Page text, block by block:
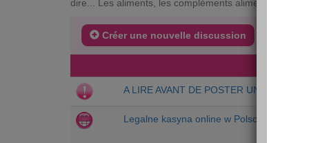
dire... Les aliments, les compléments alimentaires et
Créer une nouvelle discussion
A LIRE AVANT DE POSTER UN MESSAGE
Legalne kasyna online w Polsce